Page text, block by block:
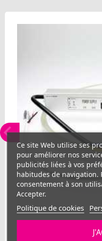
Néon LED flexible 2m
Ce site Web utilise ses
pour améliorer nos
publicités liées à vos
habitudes de navigation.
consentement à son
Accepter.
Politique de cookies